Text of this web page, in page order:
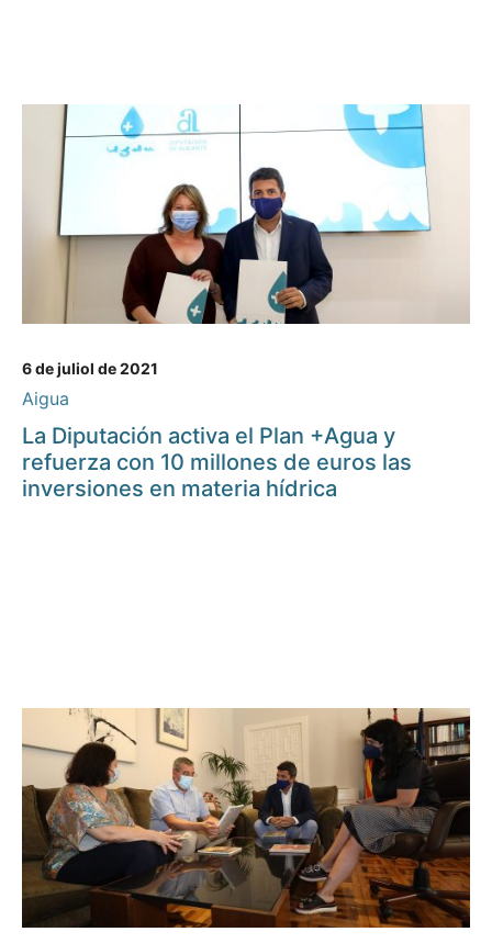
6 de juliol de 2021
Aigua
La Diputación activa el Plan +Agua y
refuerza con 10 millones de euros las
inversiones en materia hídrica